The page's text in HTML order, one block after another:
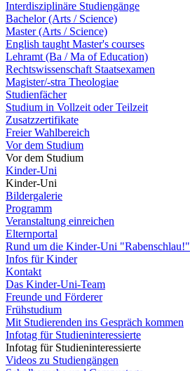
Interdisziplinäre Studiengänge
Bachelor (Arts / Science)
Master (Arts / Science)
English taught Master's courses
Lehramt (Ba / Ma of Education)
Rechtswissenschaft Staatsexamen
Magister/-stra Theologiae
Studienfächer
Studium in Vollzeit oder Teilzeit
Zusatzzertifikate
Freier Wahlbereich
Vor dem Studium
Vor dem Studium
Kinder-Uni
Kinder-Uni
Bildergalerie
Programm
Veranstaltung einreichen
Elternportal
Rund um die Kinder-Uni "Rabenschlau!"
Infos für Kinder
Kontakt
Das Kinder-Uni-Team
Freunde und Förderer
Frühstudium
Mit Studierenden ins Gespräch kommen
Infotag für Studieninteressierte
Infotag für Studieninteressierte
Videos zu Studiengängen